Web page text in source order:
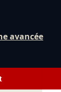
avancée